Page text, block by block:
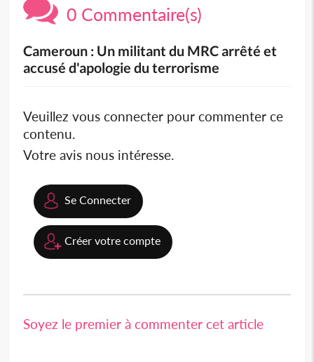
0 Commentaire(s)
Cameroun : Un militant du MRC arrêté et
accusé d'apologie du terrorisme
Veuillez vous connecter pour commenter ce
contenu.
Votre avis nous intéresse.
Se Connecter
Créer votre compte
Soyez le premier à commenter cet article